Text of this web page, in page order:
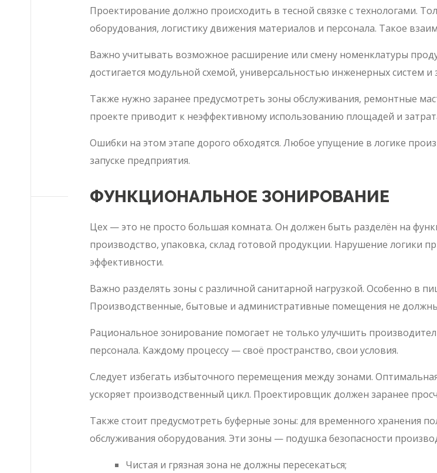
Проектирование должно происходить в тесной связке с технологами.
оборудования, логистику движения материалов и персонала. Такое
Важно учитывать возможное расширение или смену номенклатуры
достигается модульной схемой, универсальностью инженерных систем
Также нужно заранее предусмотреть зоны обслуживания, ремонтные
проекте приводит к неэффективному использованию площадей и
Ошибки на этом этапе дорого обходятся. Любое упущение в логике
запуске предприятия.
ФУНКЦИОНАЛЬНОЕ ЗОНИРОВАНИЕ
Цех — это не просто большая комната. Он должен быть разделён на
производство, упаковка, склад готовой продукции. Нарушение логики
эффективности.
Важно разделять зоны с различной санитарной нагрузкой. Особенно в
Производственные, бытовые и административные помещения не должны
Рациональное зонирование помогает не только улучшить
персонала. Каждому процессу — своё пространство, свои условия.
Следует избегать избыточного перемещения между зонами.
ускоряет производственный цикл. Проектировщик должен заранее
Также стоит предусмотреть буферные зоны: для временного хранения
обслуживания оборудования. Эти зоны — подушка безопасности
Чистая и грязная зона не должны пересекаться;